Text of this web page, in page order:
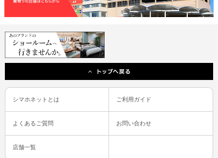
シマホネットとは ご利用ガイド
よくあるご質問 お問い合わせ
店舗一覧